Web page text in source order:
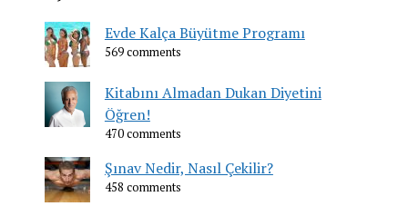
Evde Kalça Büyütme Programı
569 comments
Kitabını Almadan Dukan Diyetini
Öğren!
470 comments
Şınav Nedir, Nasıl Çekilir?
458 comments